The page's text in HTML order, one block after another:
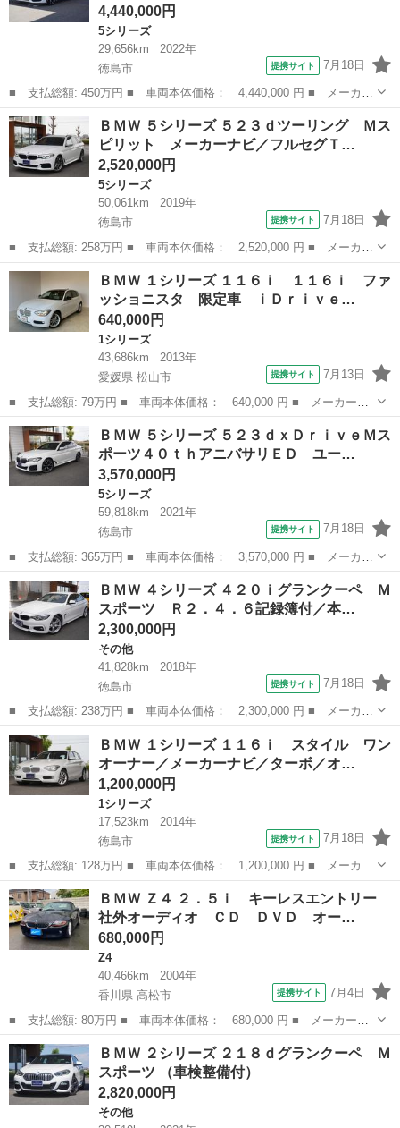
4,440,000円
5シリーズ
29,656km
2022年
徳島市
提携サイト 7月18日
■ 支払総額: 450万円 ■ 車両本体価格： 4,440,000 円 ■ メーカー
名： ＢＭＷ ■ 車種名： ５シリーズ ■ グレード名： ５２３ｄ
ｘＤｒｉｖｅＭスポーツ４０ｔｈアニバサリＥＤ 黒色レザーシート
／ＨＤＤナ...
徳島
ＢＭＷ ５シリーズ ５２３ｄツーリング Ｍス
ピリット メーカーナビ／フルセグＴ…
2,520,000円
5シリーズ
50,061km
2019年
徳島市
提携サイト 7月18日
■ 支払総額: 258万円 ■ 車両本体価格： 2,520,000 円 ■ メーカー
名： ＢＭＷ ■ 車種名： ５シリーズ ■ グレード名： ５２３ｄ
ツーリング Ｍスピリット メーカーナビ／フルセグＴＶ／バックモ
ニタ／アダ...
徳島 徳島市
ＢＭＷ １シリーズ １１６ｉ １１６ｉ ファ
ッショニスタ 限定車 ｉＤｒｉｖｅ…
640,000円
1シリーズ
43,686km
2013年
愛媛県 松山市
提携サイト 7月13日
■ 支払総額: 79万円 ■ 車両本体価格： 640,000 円 ■ メーカー
名： ＢＭＷ ■ 車種名： １シリーズ ■ グレード名： １１６
ｉ １１６ｉ ファッショニスタ 限定車 ｉＤｒｉｖｅ Ｂカメ
ラ Ｂｌｕｅｔｏｏｔ...
愛媛 松山市
ＢＭＷ ５シリーズ ５２３ｄｘＤｒｉｖｅＭス
ポーツ４０ｔｈアニバサリＥＤ ユー…
3,570,000円
5シリーズ
59,818km
2021年
徳島市
提携サイト 7月18日
■ 支払総額: 365万円 ■ 車両本体価格： 3,570,000 円 ■ メーカー
名： ＢＭＷ ■ 車種名： ５シリーズ ■ グレード名： ５２３ｄ
ｘＤｒｉｖｅＭスポーツ４０ｔｈアニバサリＥＤ ユーザー買取車両
／保証書付...
徳島 徳島市
ＢＭＷ ４シリーズ ４２０ｉグランクーペ Ｍ
スポーツ Ｒ２．４．６記録簿付／本…
2,300,000円
その他
41,828km
2018年
徳島市
提携サイト 7月18日
■ 支払総額: 238万円 ■ 車両本体価格： 2,300,000 円 ■ メーカー
名： ＢＭＷ ■ 車種名： ４シリーズ ■ グレード名： ４２０ｉ
グランクーペ Ｍスポーツ Ｒ２．４．６記録簿付／本革シート／メ
ーカーナビ...
徳島 徳島市
ＢＭＷ １シリーズ １１６ｉ スタイル ワン
オーナー／メーカーナビ／ターボ／オ…
1,200,000円
1シリーズ
17,523km
2014年
徳島市
提携サイト 7月18日
■ 支払総額: 128万円 ■ 車両本体価格： 1,200,000 円 ■ メーカー
名： ＢＭＷ ■ 車種名： １シリーズ ■ グレード名： １１６
ｉ スタイル ワンオーナー／メーカーナビ／ターボ／オートライト
／レインセン...
徳島 徳島市
ＢＭＷ Ｚ４ ２．５ｉ キーレスエントリー
社外オーディオ ＣＤ ＤＶＤ オー…
680,000円
Z4
40,466km
2004年
香川県 高松市
提携サイト 7月4日
■ 支払総額: 80万円 ■ 車両本体価格： 680,000 円 ■ メーカー
名： ＢＭＷ ■ 車種名： Ｚ４ ■ グレード名： ２．５ｉ キー
レスエントリー 社外オーディオ ＣＤ ＤＶＤ オートエアコン
純正アルミホイー...
香川 高松市
ＢＭＷ ２シリーズ ２１８ｄグランクーペ Ｍ
スポーツ （車検整備付）
2,820,000円
その他